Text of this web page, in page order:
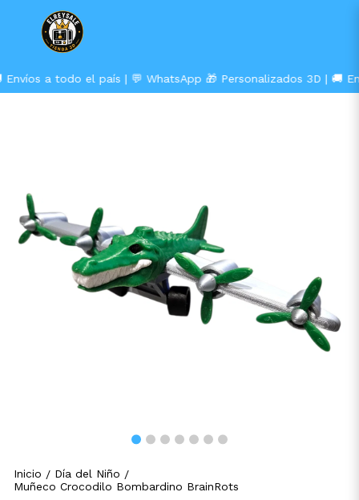
a todo el país | 💬 WhatsApp 🎁 Personalizados 3D | 🚚
Inicio / Día del Niño /
Muñeco Crocodilo Bombardino BrainRots